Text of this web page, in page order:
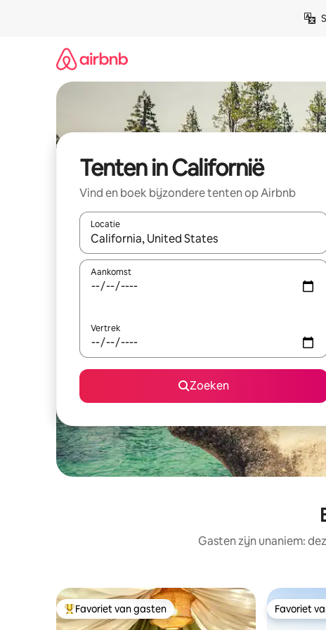
Tenten in Californië
Vind en boek bijzondere tenten op Airbnb
Locatie
Wanneer er suggesties beschikbaar zijn, maak je
Aankomst
Vertrek
Zoeken
Gasten zijn unaniem:
Topfavoriet van gasten
Favoriet van gasten Favoriet
Favoriet